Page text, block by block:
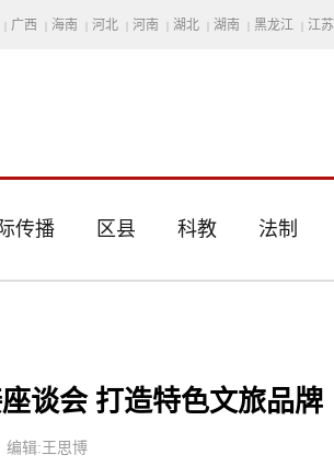
| 广西 | 海南 | 河北 | 河南 | 湖北 | 湖南 | 黑龙江 | 江苏
传播 区县 科教 法制
谈会 打造特色文旅品牌
编辑:王思博